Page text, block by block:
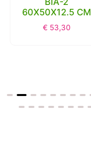
60X50X12.5 CM
€ 53,30